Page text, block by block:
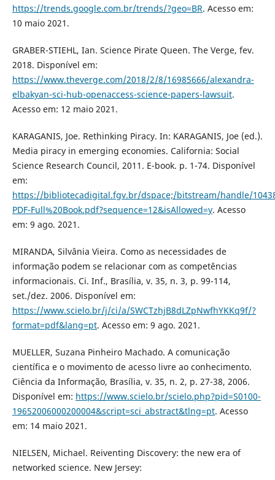
https://trends.google.com.br/trends/?geo=BR. Acesso em:
10 maio 2021.
GRABER-STIEHL, Ian. Science Pirate Queen. The Verge, fev.
2018. Disponível em:
https://www.theverge.com/2018/2/8/16985666/alexandra-
elbakyan-sci-hub-openaccess-science-papers-lawsuit.
Acesso em: 12 maio 2021.
KARAGANIS, Joe. Rethinking Piracy. In: KARAGANIS, Joe (ed.).
Media piracy in emerging economies. California: Social
Science Research Council, 2011. E-book. p. 1-74. Disponível
em:
https://bibliotecadigital.fgv.br/dspace;/bitstream/handle/
PDF-Full%20Book.pdf?sequence=12&isAllowed=y. Acesso
em: 9 ago. 2021.
MIRANDA, Silvânia Vieira. Como as necessidades de
informação podem se relacionar com as competências
informacionais. Ci. Inf., Brasília, v. 35, n. 3, p. 99-114,
set./dez. 2006. Disponível em:
https://www.scielo.br/j/ci/a/SWCTzhjB8dLZpNwfhYKKq9f/?
format=pdf&lang=pt. Acesso em: 9 ago. 2021.
MUELLER, Suzana Pinheiro Machado. A comunicação
científica e o movimento de acesso livre ao conhecimento.
Ciência da Informação, Brasília, v. 35, n. 2, p. 27-38, 2006.
Disponível em: https://www.scielo.br/scielo.php?pid=S0100-
19652006000200004&script=sci_abstract&tlng=pt. Acesso
em: 14 maio 2021.
NIELSEN, Michael. Reiventing Discovery: the new era of
networked science. New Jersey: